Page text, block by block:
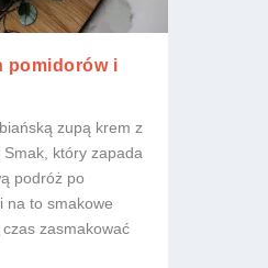
pomidorów i
zupą krem z
który zapada
podróż po
na to smakowe
zasmakować